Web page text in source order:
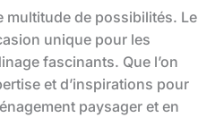
multitude de possibilités. Le
unique pour les
fascinants. Que l’on
et d’inspirations pour
paysager et en